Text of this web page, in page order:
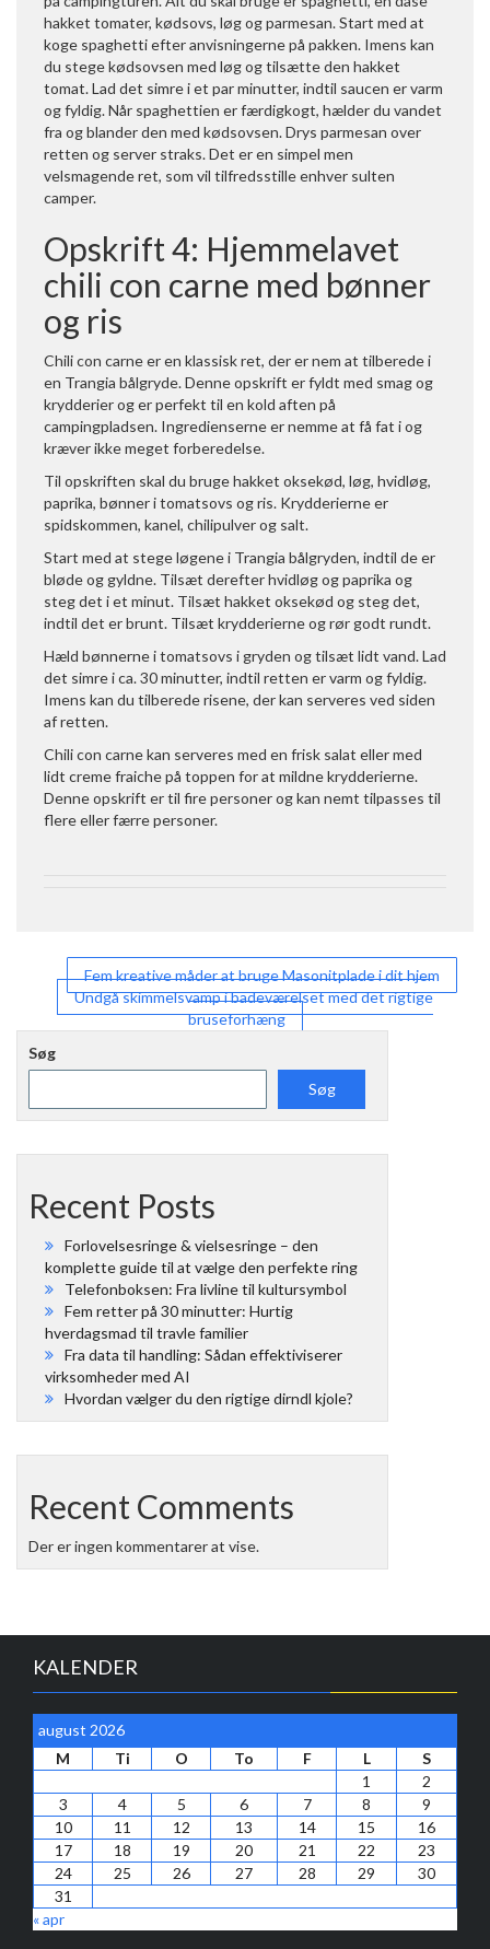
hakket tomater, kødsovs, løg og parmesan. Start med at
koge spaghetti efter anvisningerne på pakken. Imens kan
du stege kødsovsen med løg og tilsætte den hakket
tomat. Lad det simre i et par minutter, indtil saucen er varm
og fyldig. Når spaghettien er færdigkogt, hælder du vandet
fra og blander den med kødsovsen. Drys parmesan over
retten og server straks. Det er en simpel men
velsmagende ret, som vil tilfredsstille enhver sulten
camper.
Opskrift 4: Hjemmelavet
chili con carne med bønner
og ris
Chili con carne er en klassisk ret, der er nem at tilberede i
en Trangia bålgryde. Denne opskrift er fyldt med smag og
krydderier og er perfekt til en kold aften på
campingpladsen. Ingredienserne er nemme at få fat i og
kræver ikke meget forberedelse.
Til opskriften skal du bruge hakket oksekød, løg, hvidløg,
paprika, bønner i tomatsovs og ris. Krydderierne er
spidskommen, kanel, chilipulver og salt.
Start med at stege løgene i Trangia bålgryden, indtil de er
bløde og gyldne. Tilsæt derefter hvidløg og paprika og
steg det i et minut. Tilsæt hakket oksekød og steg det,
indtil det er brunt. Tilsæt krydderierne og rør godt rundt.
Hæld bønnerne i tomatsovs i gryden og tilsæt lidt vand. Lad
det simre i ca. 30 minutter, indtil retten er varm og fyldig.
Imens kan du tilberede risene, der kan serveres ved siden
af retten.
Chili con carne kan serveres med en frisk salat eller med
lidt creme fraiche på toppen for at mildne krydderierne.
Denne opskrift er til fire personer og kan nemt tilpasses til
flere eller færre personer.
Indlægsnavigation
Fem kreative måder at bruge Masonitplade i dit hjem
Undgå skimmelsvamp i badeværelset med det rigtige
bruseforhæng
Søg
Søg
Recent Posts
Forlovelsesringe & vielsesringe – den
komplette guide til at vælge den perfekte ring
Telefonboksen: Fra livline til kultursymbol
Fem retter på 30 minutter: Hurtig
hverdagsmad til travle familier
Fra data til handling: Sådan effektiviserer
virksomheder med AI
Hvordan vælger du den rigtige dirndl kjole?
Recent Comments
Der er ingen kommentarer at vise.
KALENDER
august 2026
M
Ti O To F L
S
1
2
3
4 5 6 7 8
9
10
11 12 13 14 15
16
17
18 19 20 21 22
23
24
25 26 27 28 29
30
31
« apr